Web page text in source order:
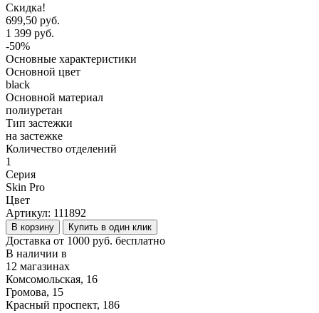
Скидка!
699,50 руб.
1 399 руб.
-50%
Основные характеристики
Основной цвет
black
Основной материал
полиуретан
Тип застежки
на застежке
Количество отделений
1
Серия
Skin Pro
Цвет
Артикул: 111892
В корзину Купить в один клик
Доставка от 1000 руб. бесплатно
В наличии в
12 магазинах
Комсомольская, 16
Громова, 15
Красный проспект, 186